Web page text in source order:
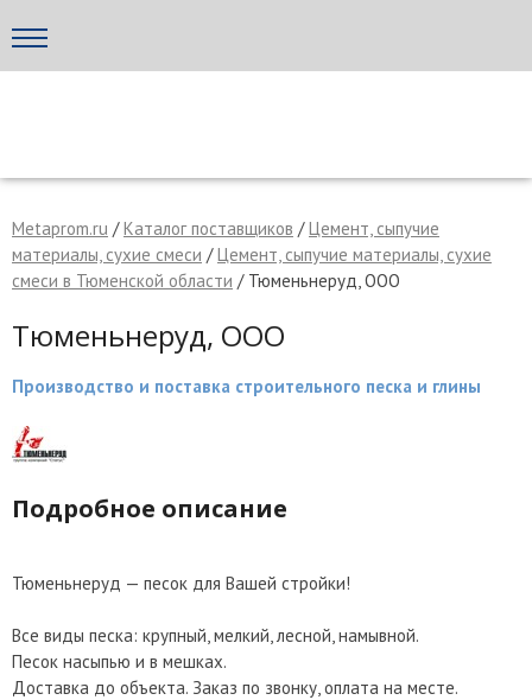
МЕТАПРОМ - российский торгово-промышленный портал
Написать поставщику
Metaprom.ru /Каталог поставщиков /Цемент, сыпучие
материалы, сухие смеси /Цемент, сыпучие материалы, сухие
смеси в Тюменской области / Тюменьнеруд, ООО
Тюменьнеруд, ООО
Производство и поставка строительного песка и глины
Подробное описание
Тюменьнеруд — песок для Вашей стройки!
Все виды песка: крупный, мелкий, лесной, намывной.
Песок насыпью и в мешках.
Доставка до объекта. Заказ по звонку, оплата на месте.